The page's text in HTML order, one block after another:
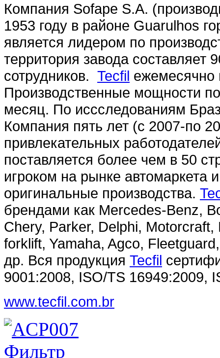
Компания Sofape S.A.
1953 году в районе Guarulhos
является лидером по
территория завода составляет
сотрудников. Tecfil ежемесячно
Производственные мощности
месяц. По иссследованиям
Компания пять лет (с 2007-по
привлекательных
поставляется более чем в 50
игроком на рынке автомаркета
оригинальные производства.
брендами как Mercedes-Benz,
Chery, Parker, Delphi,
forklift, Yamaha, Agco,
др. Вся продукция Tecfil
9001:2008, ISO/TS 16949:2009,
www.tecfil.com.br